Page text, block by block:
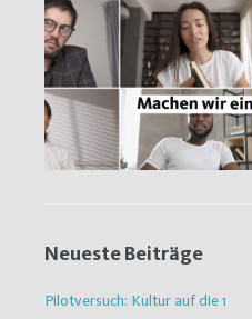
Neueste Beiträge
Pilotversuch: Kultur auf die 1